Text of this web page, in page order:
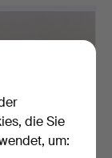
die Sie
um: